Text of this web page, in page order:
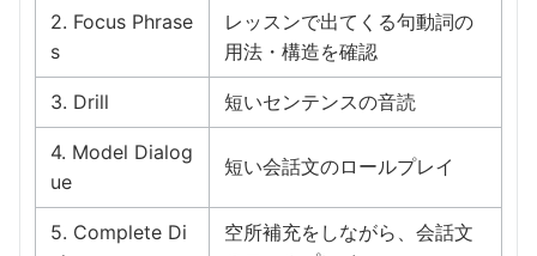
2. Focus Phrase
s
レッスンで出てくる句動詞の
用法・構造を確認
3. Drill 短いセンテンスの音読
4. Model Dialog
ue
短い会話文のロールプレイ
5. Complete Di
空所補充をしながら、会話文